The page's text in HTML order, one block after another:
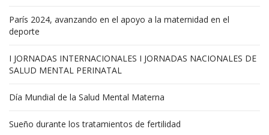
París 2024, avanzando en el apoyo a la maternidad en el
deporte
I JORNADAS INTERNACIONALES I JORNADAS NACIONALES DE
SALUD MENTAL PERINATAL
Día Mundial de la Salud Mental Materna
Sueño durante los tratamientos de fertilidad